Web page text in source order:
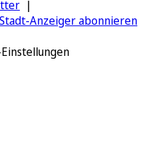
Anzeiger abonnieren